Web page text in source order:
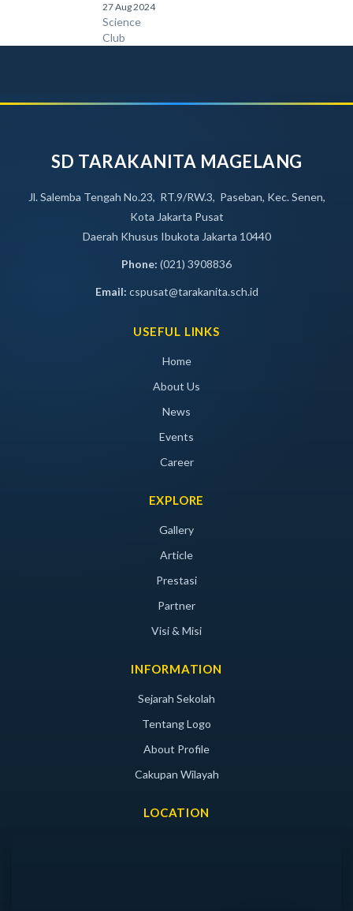
27 Aug 2024
Science
Club
SD TARAKANITA MAGELANG
Jl. Salemba Tengah No.23, RT.9/RW.3, Paseban, Kec. Senen,
Kota Jakarta Pusat
Daerah Khusus Ibukota Jakarta 10440
Phone: (021) 3908836
Email: cspusat@tarakanita.sch.id
USEFUL LINKS
Home
About Us
News
Events
Career
EXPLORE
Gallery
Article
Prestasi
Partner
Visi & Misi
INFORMATION
Sejarah Sekolah
Tentang Logo
About Profile
Cakupan Wilayah
LOCATION